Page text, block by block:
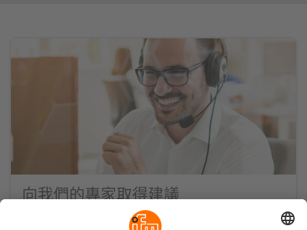
向我們的專家取得建議
我們會一起讓您的專案成功。